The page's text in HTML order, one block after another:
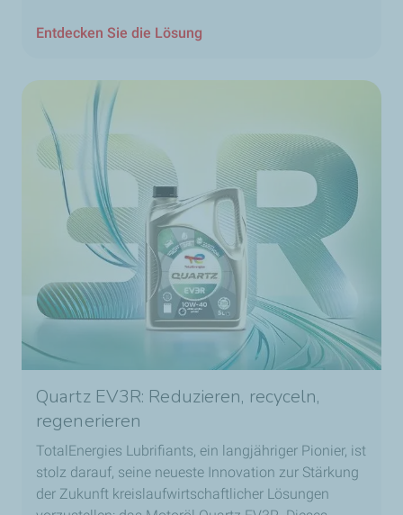
Entdecken Sie die Lösung
Quartz EV3R: Reduzieren, recyceln,
regenerieren
TotalEnergies Lubrifiants, ein langjähriger Pionier, ist
stolz darauf, seine neueste Innovation zur Stärkung
der Zukunft kreislaufwirtschaftlicher Lösungen